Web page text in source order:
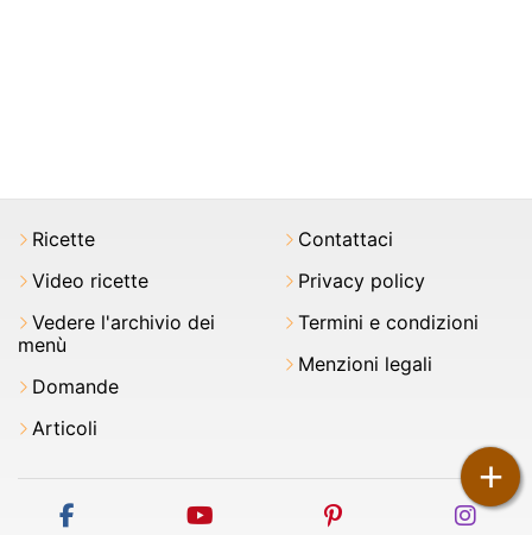
+
Ricette
Video ricette
Vedere l'archivio dei
menù
Domande
Articoli
Contattaci
Privacy policy
Termini e condizioni
Menzioni legali
facebook youtube pinterest